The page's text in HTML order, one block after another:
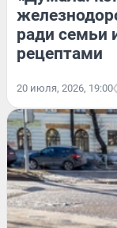
ради семьи
рецептами
20 июля, 2026, 19:00